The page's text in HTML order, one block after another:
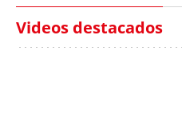
Videos destacados